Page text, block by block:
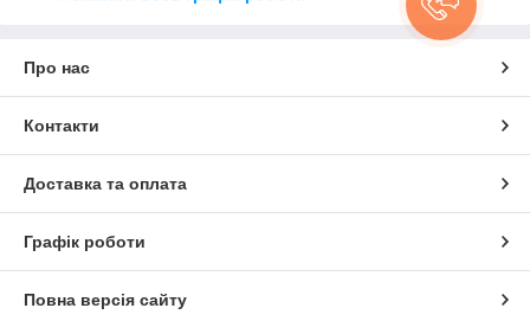
Про нас
Контакти
Доставка та оплата
Графік роботи
Повна версія сайту